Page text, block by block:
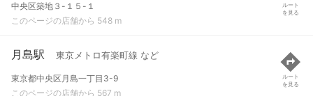
中央区築地３-１５-１
このページの店舗から 548 m
ルート
を見る
月島駅 東京メトロ有楽町線 など
東京都中央区月島一丁目3-9
このページの店舗から 567 m
ルート
を見る